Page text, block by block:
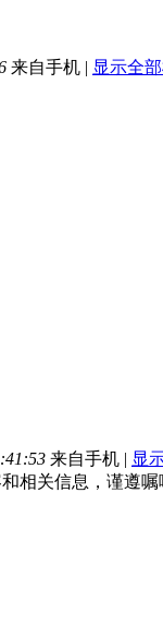
来自手机 | 显示全
来自手机 | 显
相关信息，谨遵嘱